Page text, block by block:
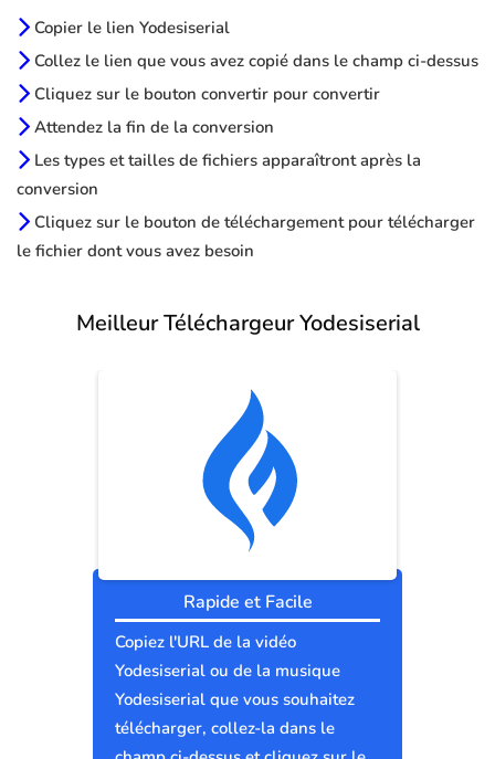
Copier le lien Yodesiserial
Collez le lien que vous avez copié dans le champ ci-dessus
Cliquez sur le bouton convertir pour convertir
Attendez la fin de la conversion
Les types et tailles de fichiers apparaîtront après la
conversion
Cliquez sur le bouton de téléchargement pour télécharger
le fichier dont vous avez besoin
Meilleur Téléchargeur Yodesiserial
Rapide et Facile
Copiez l'URL de la vidéo
Yodesiserial ou de la musique
Yodesiserial que vous souhaitez
télécharger, collez-la dans le